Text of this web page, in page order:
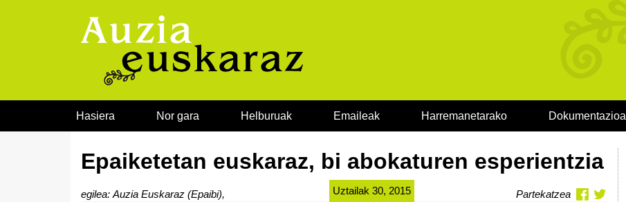
Hasiera Nor gara Helburuak Emaileak Harremanetarako Dokumentazioa
Epaiketetan euskaraz, bi abokaturen esperientzia
egilea: Auzia Euskaraz (Epaibi), Uztailak 30, 2015 Partekatzea